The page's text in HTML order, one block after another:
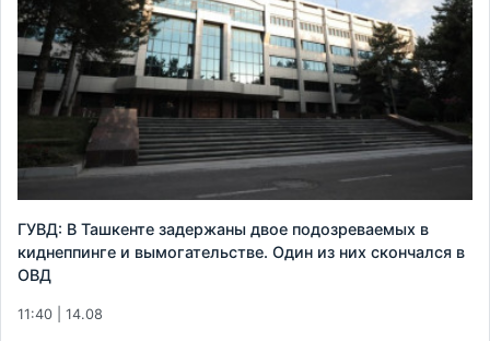
ГУВД: В Ташкенте задержаны двое подозреваемых в
киднеппинге и вымогательстве. Один из них скончался в
ОВД
11:40 | 14.08